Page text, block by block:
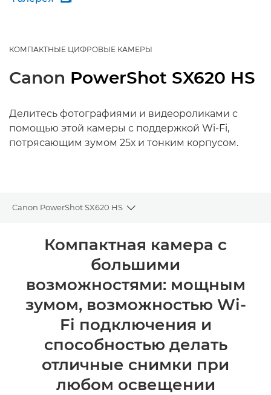
КОМПАКТНЫЕ ЦИФРОВЫЕ КАМЕРЫ
Canon PowerShot SX620 HS
Делитесь фотографиями и видеороликами с
помощью этой камеры с поддержкой Wi-Fi,
потрясающим зумом 25х и тонким корпусом.
Canon PowerShot SX620 HS
Toggle breadcrumbs
Общая информация
Технические характеристики
Компактная камера с
большими
возможностями: мощным
зумом, возможностью Wi-
Fi подключения и
способностью делать
отличные снимки при
любом освещении